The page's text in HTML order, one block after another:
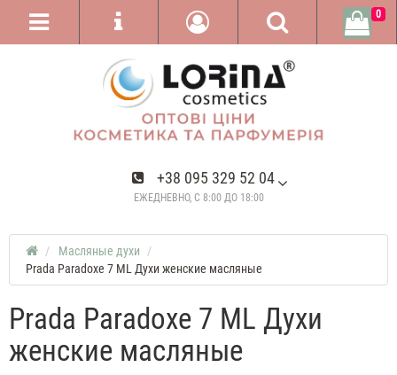
+38 095 329 52 04
ЕЖЕДНЕВНО, С 8:00 ДО 18:00
0
Масляные духи
Prada Paradoxe 7 ML Духи женские масляные
Prada Paradoxe 7 ML Духи
женские масляные